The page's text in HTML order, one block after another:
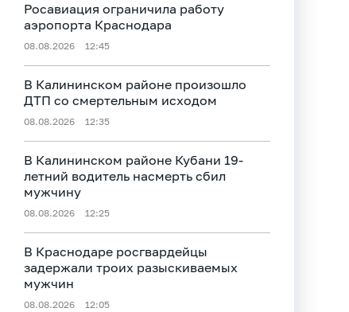
Росавиация ограничила работу
аэропорта Краснодара
08.08.2026 12:45
В Калининском районе произошло
ДТП со смертельным исходом
08.08.2026 12:35
В Калининском районе Кубани 19-
летний водитель насмерть сбил
мужчину
08.08.2026 12:25
В Краснодаре росгвардейцы
задержали троих разыскиваемых
мужчин
08.08.2026 12:05